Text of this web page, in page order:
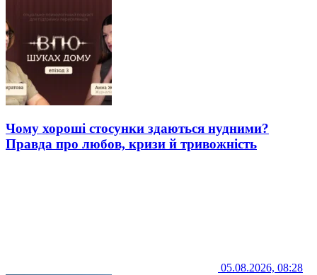
Чому хороші стосунки здаються нудними?
Правда про любов, кризи й тривожність
05.08.2026, 08:28